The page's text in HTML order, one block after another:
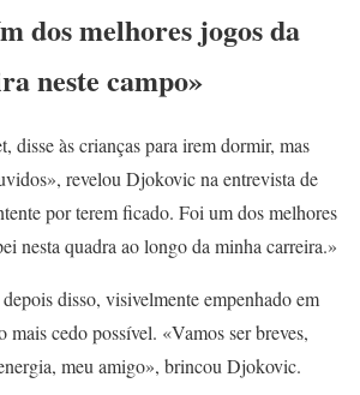
dos melhores jogos da
neste campo»
disse às crianças para irem dormir, mas
revelou Djokovic na entrevista de
por terem ficado. Foi um dos melhores
nesta quadra ao longo da minha carreira.»
disso, visivelmente empenhado em
mais cedo possível. «Vamos ser breves,
meu amigo», brincou Djokovic.